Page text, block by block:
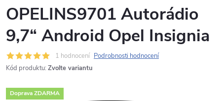
OPELINS9701 Autorádio
9,7“ Android Opel Insignia
1 hodnocení Podrobnosti hodnocení
Kód produktu: Zvolte variantu
Doprava ZDARMA